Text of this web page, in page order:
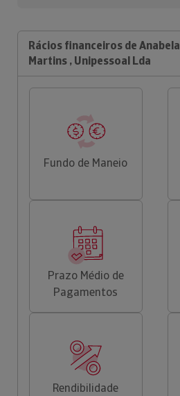
Rácios financeiros de Anabela
Martins , Unipessoal Lda
Fundo de Maneio
Prazo Médio de
Pagamentos
Rendibilidade